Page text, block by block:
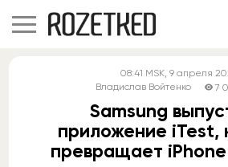
08:41 MSK, 9 апреля
Владислав Войтенко
7
Samsung
приложение iTest,
превращает